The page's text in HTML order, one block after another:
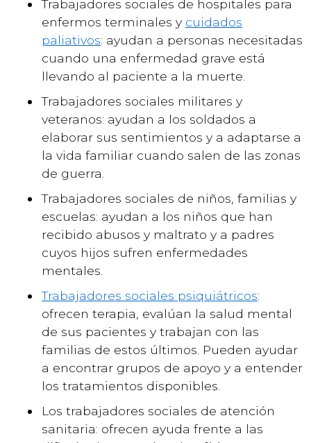
Trabajadores sociales de hospitales para
enfermos terminales y cuidados
paliativos: ayudan a personas necesitadas
cuando una enfermedad grave está
llevando al paciente a la muerte.
Trabajadores sociales militares y
veteranos: ayudan a los soldados a
elaborar sus sentimientos y a adaptarse a
la vida familiar cuando salen de las zonas
de guerra.
Trabajadores sociales de niños, familias y
escuelas: ayudan a los niños que han
recibido abusos y maltrato y a padres
cuyos hijos sufren enfermedades
mentales.
Trabajadores sociales psiquiátricos:
ofrecen terapia, evalúan la salud mental
de sus pacientes y trabajan con las
familias de estos últimos. Pueden ayudar
a encontrar grupos de apoyo y a entender
los tratamientos disponibles.
Los trabajadores sociales de atención
sanitaria: ofrecen ayuda frente a las